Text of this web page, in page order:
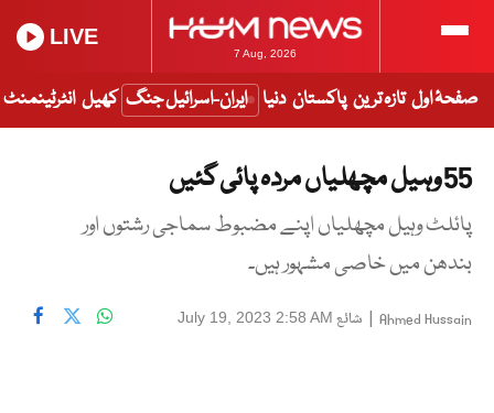
7 Aug, 2026
LIVE
صفحۂ اول تازہ ترین پاکستان دنیا ایران-اسرائیل جنگ کھیل انٹرٹینمنٹ
55 وہیل مچھلیاں مردہ پائی گئیں
پائلٹ وہیل مچھلیاں اپنے مضبوط سماجی رشتوں اور
بندھن میں خاصی مشہور ہیں۔
Ahmed Hussain
| شائع July 19, 2023 2:58 AM